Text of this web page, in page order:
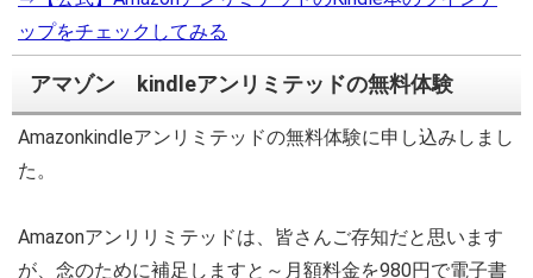
ップをチェックしてみる
アマゾン kindleアンリミテッドの無料体験
Amazonkindleアンリミテッドの無料体験に申し込みしまし
た。
Amazonアンリリミテッドは、皆さんご存知だと思います
が、念のために補足しますと～月額料金を980円で電子書